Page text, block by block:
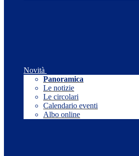
Novità
Panoramica
Le notizie
Le circolari
Calendario eventi
Albo online